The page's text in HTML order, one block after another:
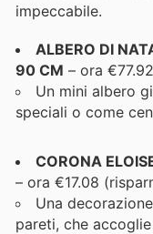
impeccabile.
ALBERO DI
90 CM – ora
Un mini albero
speciali o come
CORONA
– ora €17.08
Una
pareti, che